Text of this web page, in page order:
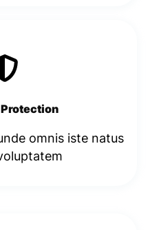
omnis iste natus